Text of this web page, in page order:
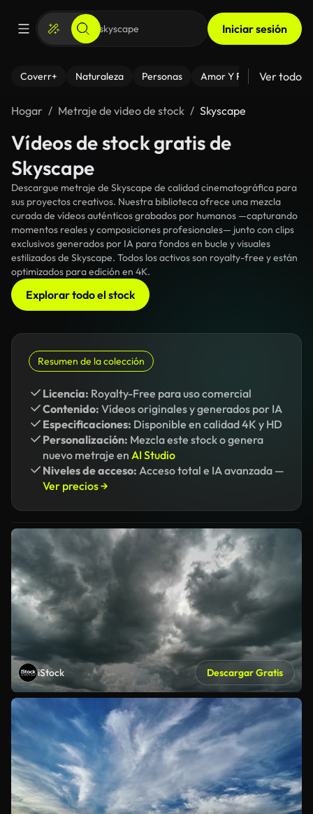
Iniciar sesión
Coverr+ Naturaleza Personas Amor Y Relaciones
Ver todo
Hogar Metraje de video de stock Skyscape
Vídeos de stock gratis de
Skyscape
Descargue metraje de Skyscape de calidad cinematográfica para
sus proyectos creativos. Nuestra biblioteca ofrece una mezcla
curada de vídeos auténticos grabados por humanos —capturando
momentos reales y composiciones profesionales— junto con clips
exclusivos generados por IA para fondos en bucle y visuales
estilizados de Skyscape. Todos los activos son royalty-free y están
optimizados para edición en 4K.
Explorar todo el stock
Resumen de la colección
Licencia: Royalty-Free para uso comercial
Contenido: Vídeos originales y generados por IA
Especificaciones: Disponible en calidad 4K y HD
Personalización: Mezcla este stock o genera
nuevo metraje en AI Studio
Niveles de acceso: Acceso total e IA avanzada —
Ver precios →
iStock Descargar Gratis